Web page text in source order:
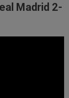
Madrid 2-